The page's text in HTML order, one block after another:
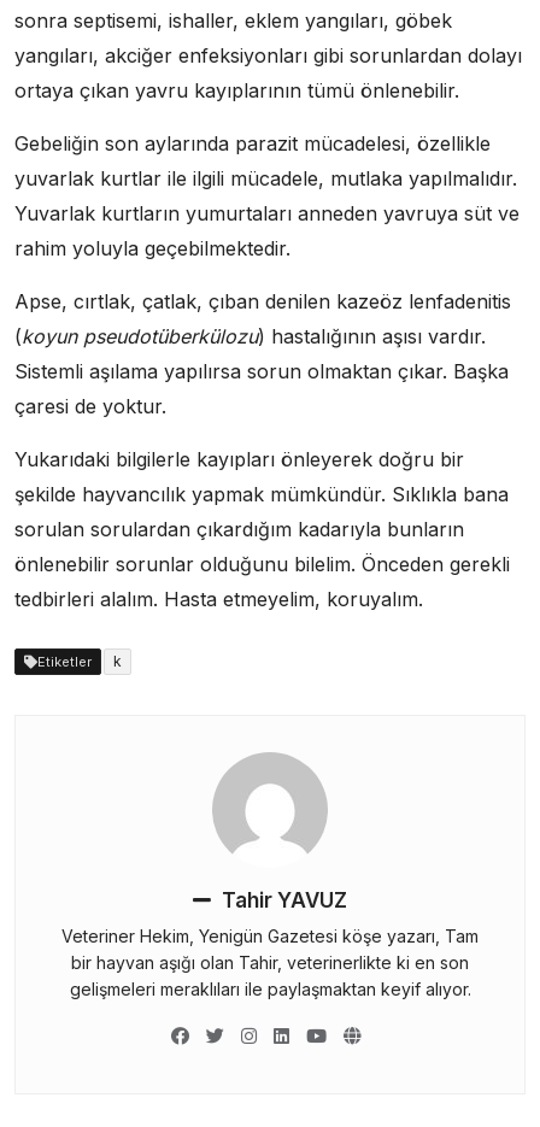
sonra septisemi, ishaller, eklem yangıları, göbek
yangıları, akciğer enfeksiyonları gibi sorunlardan dolayı
ortaya çıkan yavru kayıplarının tümü önlenebilir.
Gebeliğin son aylarında parazit mücadelesi, özellikle
yuvarlak kurtlar ile ilgili mücadele, mutlaka yapılmalıdır.
Yuvarlak kurtların yumurtaları anneden yavruya süt ve
rahim yoluyla geçebilmektedir.
Apse, cırtlak, çatlak, çıban denilen kazeöz lenfadenitis
(koyun pseudotüberkülozu) hastalığının aşısı vardır.
Sistemli aşılama yapılırsa sorun olmaktan çıkar. Başka
çaresi de yoktur.
Yukarıdaki bilgilerle kayıpları önleyerek doğru bir
şekilde hayvancılık yapmak mümkündür. Sıklıkla bana
sorulan sorulardan çıkardığım kadarıyla bunların
önlenebilir sorunlar olduğunu bilelim. Önceden gerekli
tedbirleri alalım. Hasta etmeyelim, koruyalım.
Etiketler k
Tahir YAVUZ
Veteriner Hekim, Yenigün Gazetesi köşe yazarı, Tam
bir hayvan aşığı olan Tahir, veterinerlikte ki en son
gelişmeleri meraklıları ile paylaşmaktan keyif alıyor.